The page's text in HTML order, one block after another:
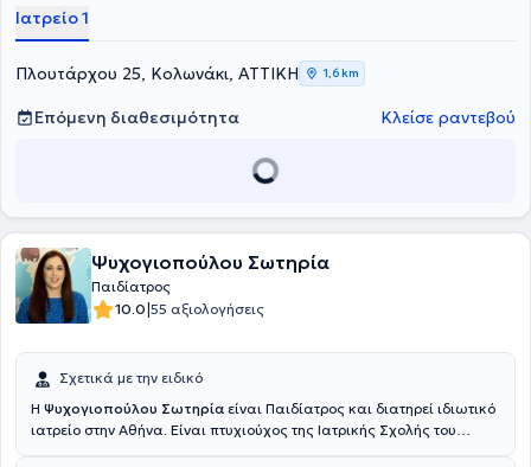
Ιατρείο 1
Πλουτάρχου 25, Κολωνάκι, ΑΤΤΙΚΗ 1,6 km
Επόμενη διαθεσιμότητα Κλείσε ραντεβού
Ψυχογιοπούλου Σωτηρία
Παιδίατρος
10.0|55 αξιολογήσεις
Σχετικά με την ειδικό
Η Ψυχογιοπούλου Σωτηρία είναι Παιδίατρος και διατηρεί ιδιωτικό
ιατρείο στην Αθήνα. Είναι πτυχιούχος της Ιατρικής Σχολής του